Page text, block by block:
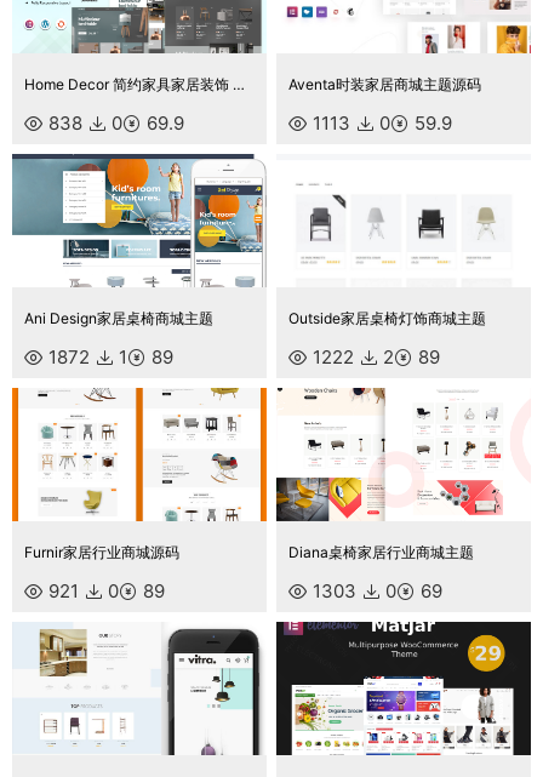
Home Decor 简约家具家居装饰 WooCommerce 响应式主题
838 0 69.9
Aventa时装家居商城主题源码
1113 0 59.9
Ani Design家居桌椅商城主题
1872 1 89
Outside家居桌椅灯饰商城主题
1222 2 89
Furnir家居行业商城源码
921 0 89
Diana桌椅家居行业商城主题
1303 0 69